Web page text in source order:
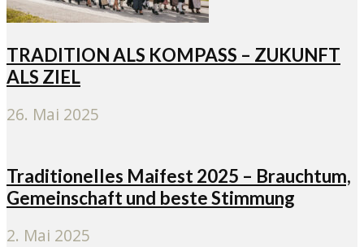
TRADITION ALS KOMPASS – ZUKUNFT
ALS ZIEL
26. Mai 2025
Traditionelles Maifest 2025 – Brauchtum,
Gemeinschaft und beste Stimmung
2. Mai 2025